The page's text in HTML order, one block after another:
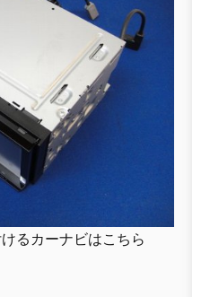
るカーナビはこちら